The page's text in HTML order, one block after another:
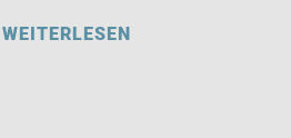
WEITERLESEN